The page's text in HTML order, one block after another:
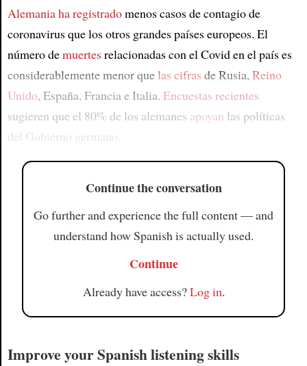
Alemaniaha registradomenos casos de contagio de
coronavirus que los otros grandes países europeos. El
número demuertesrelacionadas con el Covid en el país es
considerablemente menor quelas cifras de Rusia, Reino
Unido, España, Francia e Italia. Encuestas recientes
sugieren que el 80% de los alemanes apoyan las políticas
del Gobierno germano.
Continue the conversation
Go further and experience the full content — and
understand how Spanish is actually used.
Continue
Already have access?Log in.
Improve your Spanish listening skills